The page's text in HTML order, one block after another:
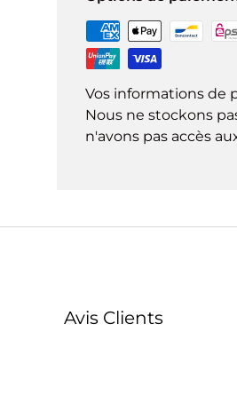
Vos informations de
Nous ne stockons
n'avons pas accès
Avis Clients